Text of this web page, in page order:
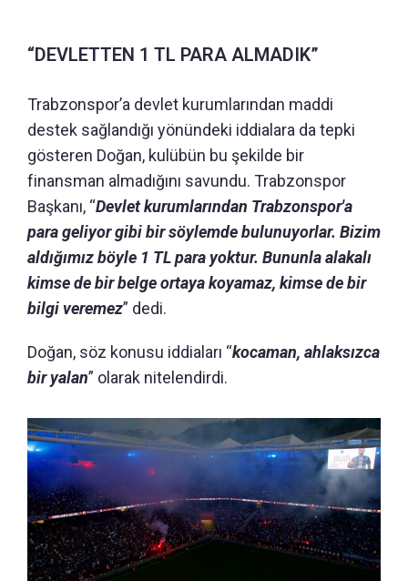
“DEVLETTEN 1 TL PARA ALMADIK”
Trabzonspor’a devlet kurumlarından maddi
destek sağlandığı yönündeki iddialara da tepki
gösteren Doğan, kulübün bu şekilde bir
finansman almadığını savundu. Trabzonspor
Başkanı, “Devlet kurumlarından Trabzonspor'a
para geliyor gibi bir söylemde bulunuyorlar. Bizim
aldığımız böyle 1 TL para yoktur. Bununla alakalı
kimse de bir belge ortaya koyamaz, kimse de bir
bilgi veremez” dedi.
Doğan, söz konusu iddiaları “kocaman, ahlaksızca
bir yalan” olarak nitelendirdi.